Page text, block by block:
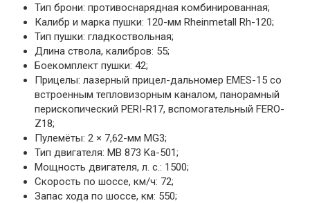
Тип брони: противоснарядная комбинированная;
Калибр и марка пушки: 120-мм Rheinmetall Rh-120;
Тип пушки: гладкоствольная;
Длина ствола, калибров: 55;
Боекомплект пушки: 42;
Прицелы: лазерный прицел-дальномер EMES-15 со
встроенным тепловизорным каналом, панорамный
перископический PERI-R17, вспомогательный FERO-
Z18;
Пулемёты: 2 × 7,62-мм MG3;
Тип двигателя: MB 873 Ka-501;
Мощность двигателя, л. с.: 1500;
Скорость по шоссе, км/ч: 72;
Запас хода по шоссе, км: 550;